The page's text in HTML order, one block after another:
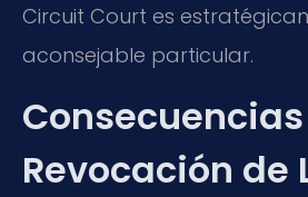
Circuit Court es
aconsejable particular.
Revocación de